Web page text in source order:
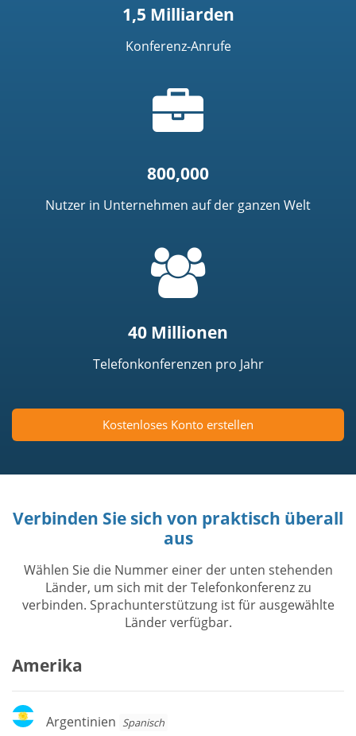
1,5 Milliarden
Konferenz-Anrufe
800,000
Nutzer in Unternehmen auf der ganzen Welt
40 Millionen
Telefonkonferenzen pro Jahr
Kostenloses Konto erstellen
Verbinden Sie sich von praktisch überall
aus
Wählen Sie die Nummer einer der unten stehenden
Länder, um sich mit der Telefonkonferenz zu
verbinden. Sprachunterstützung ist für ausgewählte
Länder verfügbar.
Amerika
Argentinien
Argentinien Spanisch